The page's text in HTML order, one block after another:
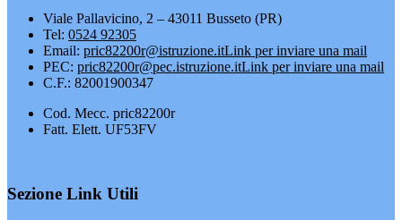
Viale Pallavicino, 2 – 43011 Busseto (PR)
Tel: 0524 92305
Email: pric82200r@istruzione.itLink per inviare una mail
PEC: pric82200r@pec.istruzione.itLink per inviare una mail
C.F.: 82001900347
Cod. Mecc. pric82200r
Fatt. Elett. UF53FV
Sezione Link Utili